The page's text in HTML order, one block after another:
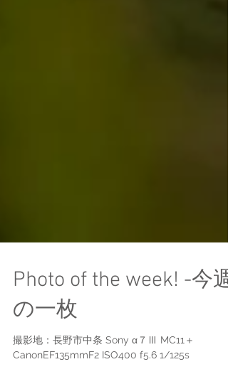
Photo of the week! -今週
の一枚